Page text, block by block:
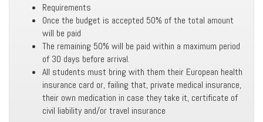
Requirements
Once the budget is accepted 50% of the total amount
will be paid
The remaining 50% will be paid within a maximum period
of 30 days before arrival.
All students must bring with them their European health
insurance card or, failing that, private medical insurance,
their own medication in case they take it, certificate of
civil liability and/or travel insurance